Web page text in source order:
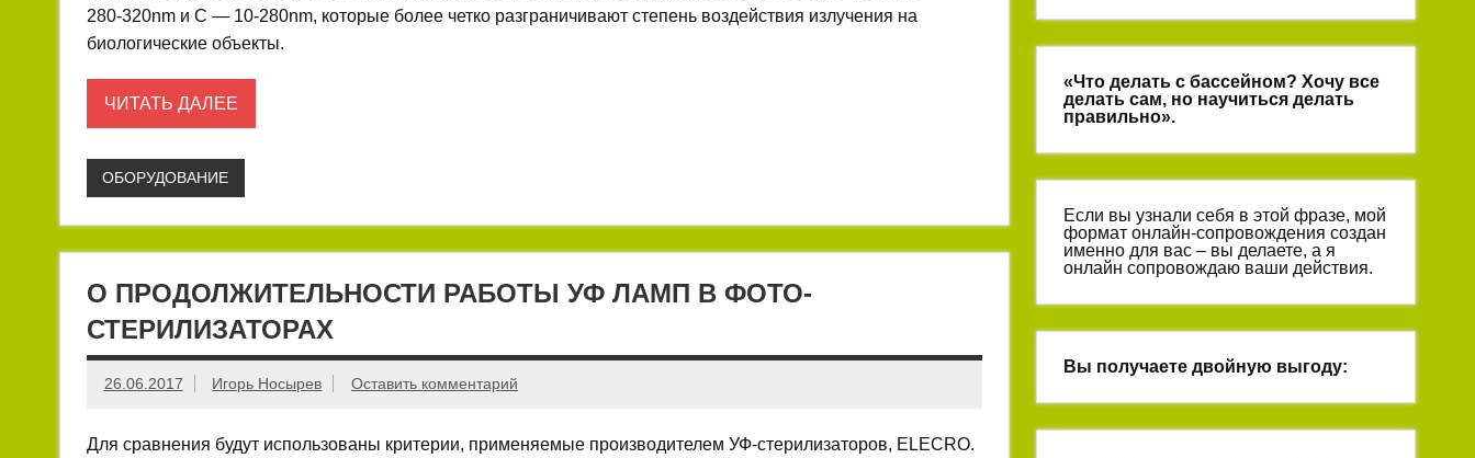
280-320nm и С — 10-280nm, которые более четко разграничивают степень воздействия излучения на
биологические объекты.
ЧИТАТЬ ДАЛЕЕ
ОБОРУДОВАНИЕ
О ПРОДОЛЖИТЕЛЬНОСТИ РАБОТЫ УФ ЛАМП В ФОТО-
СТЕРИЛИЗАТОРАХ
26.06.2017 Игорь Носырев Оставить комментарий
Для сравнения будут использованы критерии, применяемые производителем УФ-стерилизаторов, ELECRO.
«Что делать с бассейном? Хочу все
делать сам, но научиться делать
правильно».
Если вы узнали себя в этой фразе, мой
формат онлайн-сопровождения создан
именно для вас – вы делаете, а я
онлайн сопровождаю ваши действия.
Вы получаете двойную выгоду: